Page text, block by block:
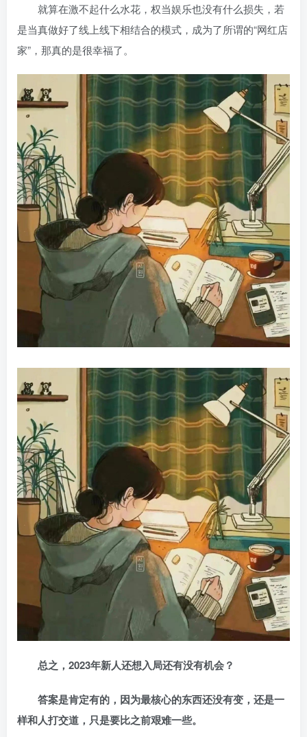
就算在激不起什么水花，权当娱乐也没有什么损失，若
是当真做好了线上线下相结合的模式，成为了所谓的“网红店
家”，那真的是很幸福了。
总之，2023年新人还想入局还有没有机会？
答案是肯定有的，因为最核心的东西还没有变，还是一
样和人打交道，只是要比之前艰难一些。